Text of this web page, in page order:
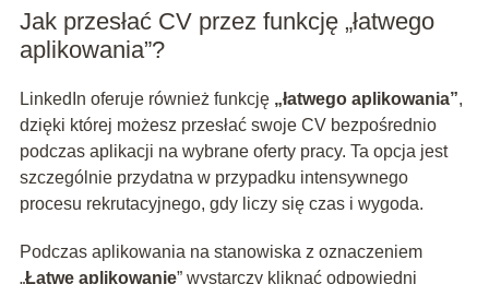
Jak przesłać CV przez funkcję „łatwego
aplikowania”?
LinkedIn oferuje również funkcję „łatwego aplikowania”,
dzięki której możesz przesłać swoje CV bezpośrednio
podczas aplikacji na wybrane oferty pracy. Ta opcja jest
szczególnie przydatna w przypadku intensywnego
procesu rekrutacyjnego, gdy liczy się czas i wygoda.
Podczas aplikowania na stanowiska z oznaczeniem
„Łatwe aplikowanie” wystarczy kliknąć odpowiedni